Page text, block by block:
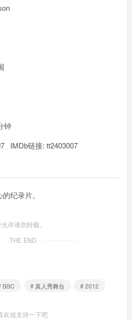
钟
IMDb链接: tt2403007
纪录片。
许请勿转载。
THE END
BBC # 真人秀舞台 # 2012
欢就支持一下吧